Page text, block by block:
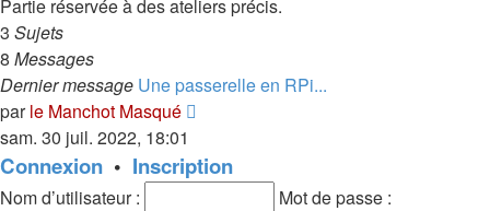
Partie réservée à des ateliers précis.
3 Sujets
8 Messages
Dernier message Une passerelle en RPi...
parle Manchot Masqué
dernier
message
sam. 30 juil. 2022, 18:01
Connexion • Inscription
Nom d’utilisateur :
Mot de passe :